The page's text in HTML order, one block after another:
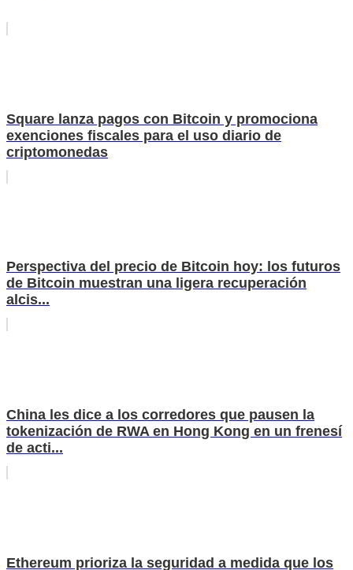
Square lanza pagos con Bitcoin y promociona
exenciones fiscales para el uso diario de
criptomonedas
Perspectiva del precio de Bitcoin hoy: los futuros
de Bitcoin muestran una ligera recuperación
alcis...
China les dice a los corredores que pausen la
tokenización de RWA en Hong Kong en un frenesí
de acti...
Ethereum prioriza la seguridad a medida que los